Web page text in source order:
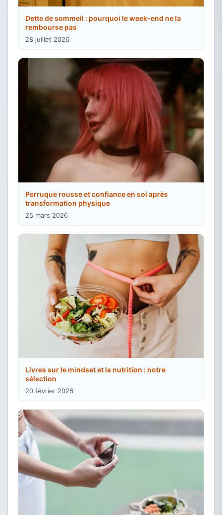
Dette de sommeil : pourquoi le week-end ne la
rembourse pas
28 juillet 2026
Perruque rousse et confiance en soi après
transformation physique
25 mars 2026
Livres sur le mindset et la nutrition : notre
sélection
20 février 2026